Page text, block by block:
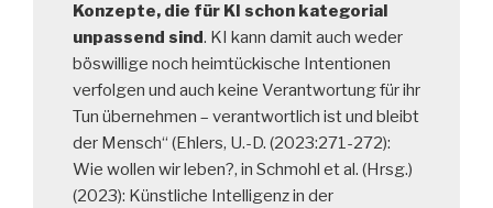
Konzepte, die für KI schon kategorial
unpassend sind. KI kann damit auch weder
böswillige noch heimtückische Intentionen
verfolgen und auch keine Verantwortung für ihr
Tun übernehmen – verantwortlich ist und bleibt
der Mensch“ (Ehlers, U.-D. (2023:271-272):
Wie wollen wir leben?, in Schmohl et al. (Hrsg.)
(2023): Künstliche Intelligenz in der